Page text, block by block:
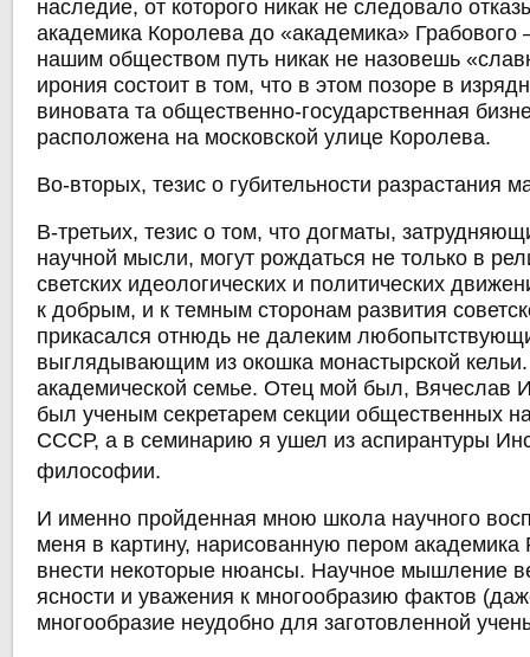
наследие, от которого никак не следовало
академика Королева до «академика» Грабового
нашим обществом путь никак не назовешь
ирония состоит в том, что в этом позоре в
виновата та общественно-государственная
расположена на московской улице Королева.
Во-вторых, тезис о губительности разрастания
В-третьих, тезис о том, что догматы,
научной мысли, могут рождаться не только в
светских идеологических и политических
к добрым, и к темным сторонам развития
прикасался отнюдь не далеким
выглядывающим из окошка монастырской
академической семье. Отец мой был, Вячеслав
был ученым секретарем секции общественных
СССР, а в семинарию я ушел из аспирантуры
философии.
И именно пройденная мною школа научного
меня в картину, нарисованную пером
внести некоторые нюансы. Научное мышление
ясности и уважения к многообразию фактов
многообразие неудобно для заготовленной